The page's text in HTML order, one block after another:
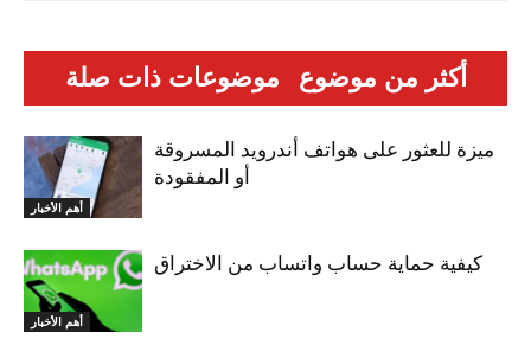
موضوعات ذات صلة أكثر من موضوع
أهم الأخبار
ميزة للعثور على هواتف أندرويد المسروقة
أو المفقودة
أهم الأخبار
كيفية حماية حساب واتساب من الاختراق